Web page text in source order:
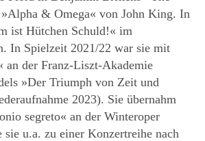
& Omega« von John King. In
ist Hütchen Schuld!« im
In Spielzeit 2021/22 war sie mit
der Franz-Liszt-Akademie
»Der Triumph von Zeit und
2023). Sie übernahm
segreto« an der Winteroper
u.a. zu einer Konzertreihe nach